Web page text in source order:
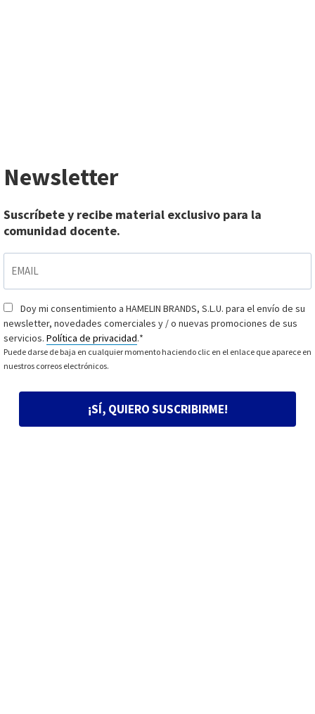
Newsletter
Suscríbete y recibe material exclusivo para la
comunidad docente.
Consentimiento*
Doy mi consentimiento a HAMELIN BRANDS, S.L.U. para el envío de su
newsletter, novedades comerciales y / o nuevas promociones de sus
servicios. Política de privacidad.*
Puede darse de baja en cualquier momento haciendo clic en el enlace que aparece en
nuestros correos electrónicos.